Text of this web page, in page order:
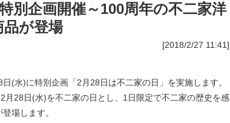
別企画開催～100周年の不二家洋
が登場
[2018/2/27 11:41]
(水)に特別企画「2月28日は不二家の日」を実施します。
月28日(水)を不二家の日とし、1日限定で不二家の歴史を感
場します。